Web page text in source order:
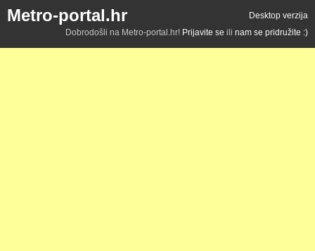
Metro-portal.hr
Desktop verzija
Dobrodošli na Metro-portal.hr! Prijavite se ili nam se pridružite :)